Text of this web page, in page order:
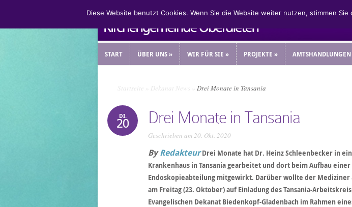
START ÜBER UNS» WIR FÜR SIE » PROJEKTE » AMTSHANDLUNGEN
Startseite Dekanat News Drei Monate in Tansania
DI.
20 Drei Monate in Tansania
Geschrieben am 20. Okt. 2020
ByRedakteurDrei Monate hat Dr. Heinz Schleenbecker in
Krankenhaus in Tansania gearbeitet und dort beim Aufbau einer
Endoskopieabteilung mitgewirkt. Darüber wollte der Mediziner
am Freitag (23. Oktober) auf Einladung des Tansania-
Evangelischen Dekanat Biedenkopf-Gladenbach im Rahmen
Diese Website benutzt Cookies. Wenn Sie die Website weiter nutzen, stimmen